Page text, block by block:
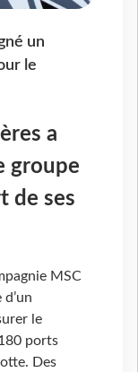
un
le
a
groupe
de ses
MSC
le
ports
Des